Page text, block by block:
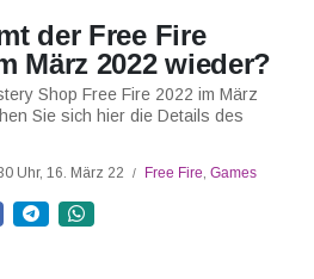
der Free Fire
März 2022 wieder?
Shop Free Fire 2022 im März
Sie sich hier die Details des
Uhr, 16. März 22 / Free Fire, Games